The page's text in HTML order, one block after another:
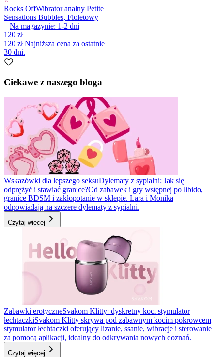
Rocks OffWibrator analny Petite
Sensations Bubbles, Fioletowy
Na magazynie: 1-2 dni
120 zł
120 złNajniższa cena za ostatnie
30 dni.
Ciekawe z naszego bloga
Wskazówki dla lepszego seksuDylematy z sypialni: Jak się
odprężyć i stawiać granice?Od zabawek i gry wstępnej po libido,
granice BDSM i zakłopotanie w sklepie. Lara i Monika
odpowiadają na szczere dylematy z sypialni.
Czytaj więcej
Zabawki erotyczneSvakom Klitty: dyskretny koci stymulator
łechtaczkiSvakom Klitty skrywa pod zabawnym kocim pokrowcem
stymulator łechtaczki oferujący lizanie, ssanie, wibracje i sterowanie
za pomocą aplikacji, idealny do odkrywania nowych doznań.
Czytaj więcej